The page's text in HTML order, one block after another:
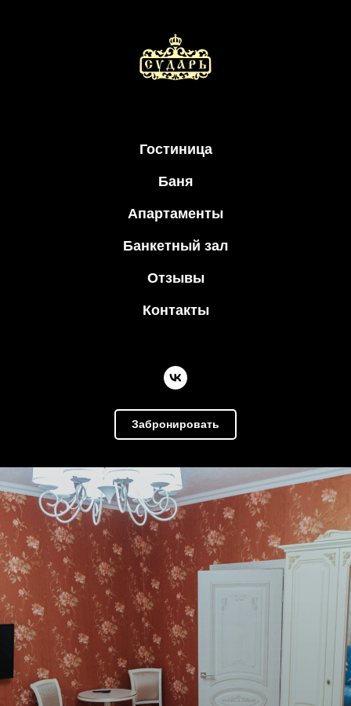
Гостиница
Баня
Апартаменты
Банкетный зал
Отзывы
Контакты
Забронировать